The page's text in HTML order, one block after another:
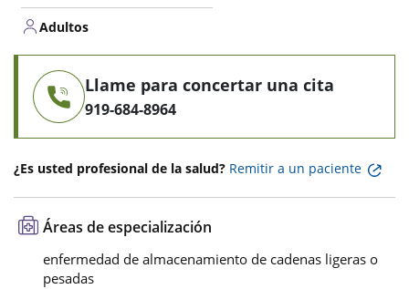
Adultos
Llame para concertar una cita
919-684-8964
¿Es usted profesional de la salud? Remitir a un paciente
Áreas de especialización
enfermedad de almacenamiento de cadenas ligeras o
pesadas